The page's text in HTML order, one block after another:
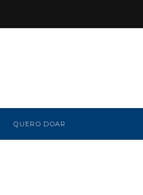
QUERO DOAR